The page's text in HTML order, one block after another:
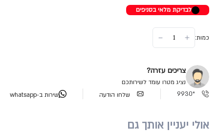
לבדיקת מלאי בסניפים
כמות:
צריכים עזרה?
נציג מטרו עומד לשירותכם
*9930
שלחו הודעה שירות ב-whatsapp
אולי יעניין אותך גם